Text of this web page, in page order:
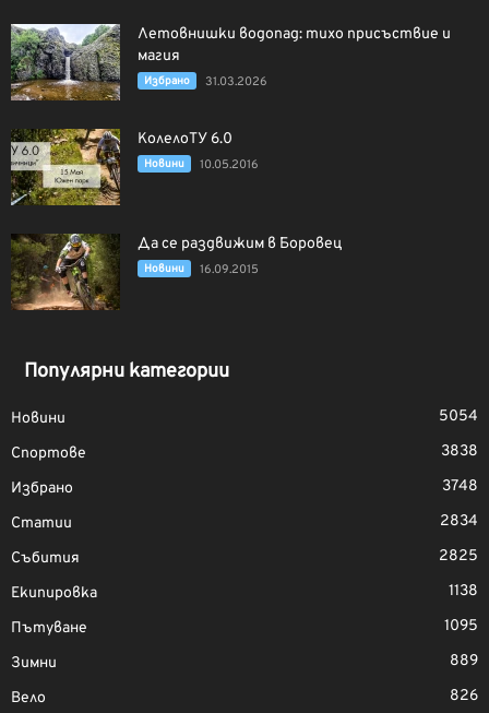
Летовнишки водопад: тихо присъствие и
магия
Избрано 31.03.2026
КолелоТУ 6.0
Новини 10.05.2016
Да се раздвижим в Боровец
Новини 16.09.2015
Популярни категории
Новини
5054
Спортове
3838
Избрано
3748
Статии
2834
Събития
2825
Екипировка
1138
Пътуване
1095
Зимни
889
Вело
826